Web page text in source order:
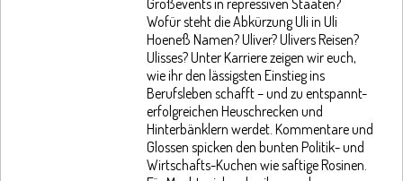
Großevents in repressiven Staaten?
Wofür steht die Abkürzung Uli in Uli
Hoeneß Namen? Uliver? Ulivers Reisen?
Ulisses? Unter Karriere zeigen wir euch,
wie ihr den lässigsten Einstieg ins
Berufsleben schafft – und zu entspannt-
erfolgreichen Heuschrecken und
Hinterbänklern werdet. Kommentare und
Glossen spicken den bunten Politik- und
Wirtschafts-Kuchen wie saftige Rosinen.